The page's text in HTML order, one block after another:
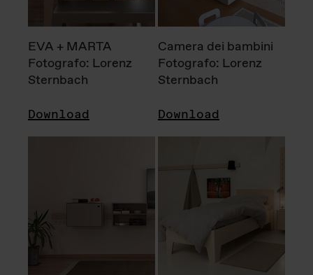
EVA + MARTA
Fotografo: Lorenz
Sternbach
Download
Camera dei bambini
Fotografo: Lorenz
Sternbach
Download